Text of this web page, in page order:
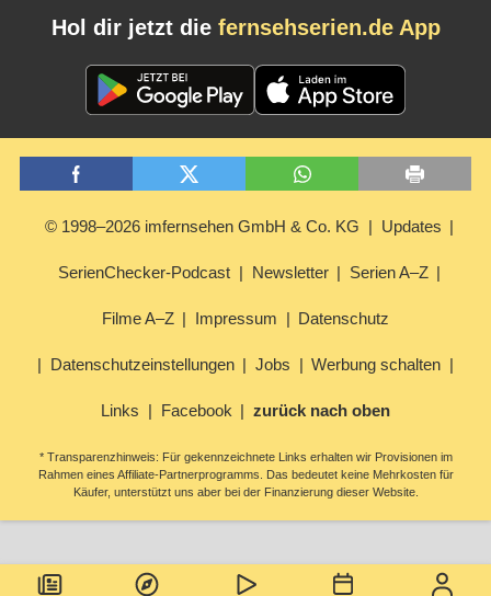
Hol dir jetzt die fernsehserien.de App
© 1998–2026 imfernsehen GmbH & Co. KG Updates
SerienChecker-Podcast Newsletter Serien A–Z
Filme A–Z Impressum Datenschutz
Datenschutzeinstellungen Jobs Werbung schalten
Links Facebook zurück nach oben
* Transparenzhinweis: Für gekennzeichnete Links erhalten wir Provisionen im
Rahmen eines Affiliate-Partnerprogramms. Das bedeutet keine Mehrkosten für
Käufer, unterstützt uns aber bei der Finanzierung dieser Website.